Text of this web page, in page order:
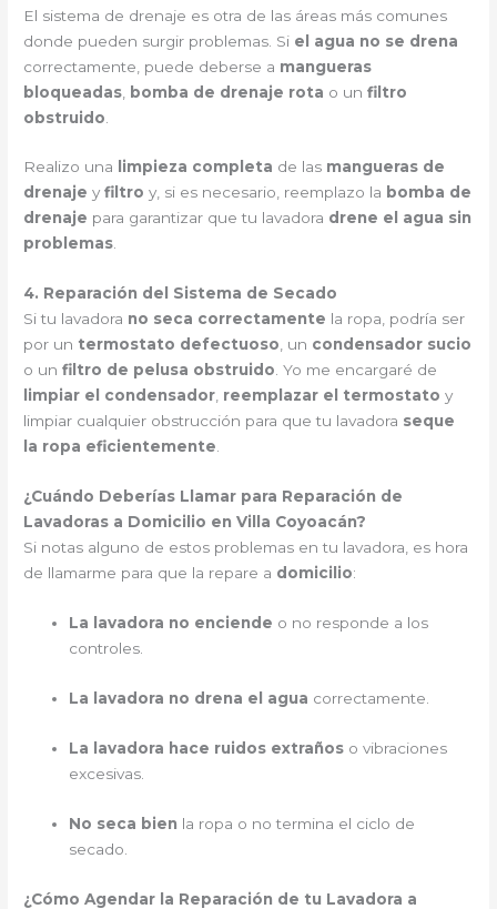
El sistema de drenaje es otra de las áreas más comunes
donde pueden surgir problemas. Si el agua no se drena
correctamente, puede deberse a mangueras
bloqueadas bomba de drenaje rota o unfiltro
obstruido
Realizo una limpieza completa de las mangueras de
drenaje yfiltro y, si es necesario, reemplazo la bomba de
drenaje para garantizar que tu lavadora drene el agua sin
problemas.
4. Reparación del Sistema de Secado
Si tu lavadora no seca correctamente la ropa, podría ser
por un termostato defectuoso, un condensador sucio
o unfiltro de pelusa obstruido. Yo me encargaré de
limpiar el condensador, reemplazar el termostato y
limpiar cualquier obstrucción para que tu lavadora seque
la ropa eficientemente.
¿Cuándo Deberías Llamar para Reparación de
Lavadoras a Domicilio en Villa Coyoacán?
Si notas alguno de estos problemas en tu lavadora, es hora
de llamarme para que la repare a domicilio:
La lavadora no enciende o no responde a los
controles.
La lavadora no drena el agua correctamente.
La lavadora hace ruidos extraños o vibraciones
excesivas.
No seca bien la ropa o no termina el ciclo de
secado.
¿Cómo Agendar la Reparación de tu Lavadora a